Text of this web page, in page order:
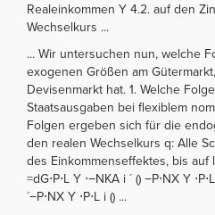
Realeinkommen Y 4.2. auf den
Wechselkurs ...
... Wir untersuchen nun, welche
exogenen Größen am
Devisenmarkt hat. 1. Welche
Staatsausgaben bei flexiblem
Folgen ergeben sich für die
den realen Wechselkurs q: Alle
des Einkommenseffektes, bis
=dG⋅P⋅L Y ⋅−NKA i ´ () −P⋅NX Y
´−P⋅NX Y ⋅P⋅L i () ...